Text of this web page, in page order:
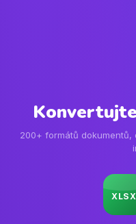
200+ formátů dokumentů,
MP4